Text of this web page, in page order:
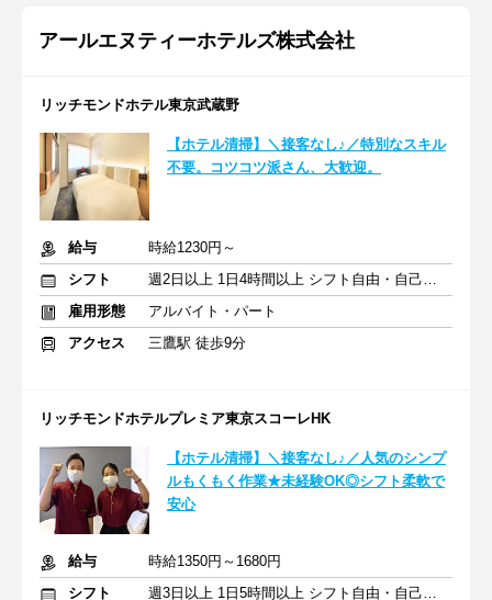
アールエヌティーホテルズ株式会社
リッチモンドホテル東京武蔵野
【ホテル清掃】＼接客なし♪／特別なスキル
不要。コツコツ派さん、大歓迎。
給与
時給1230円～
シフト
週2日以上 1日4時間以上 シフト自由・自己申告
雇用形態
アルバイト・パート
アクセス
三鷹駅 徒歩9分
リッチモンドホテルプレミア東京スコーレHK
【ホテル清掃】＼接客なし♪／人気のシンプ
ルもくもく作業★未経験OK◎シフト柔軟で
安心
給与
時給1350円～1680円
シフト
週3日以上 1日5時間以上 シフト自由・自己申告